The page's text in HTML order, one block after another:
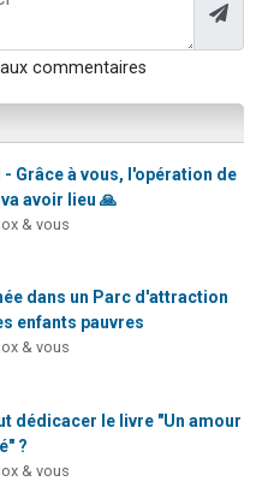
commentaires
- Grâce à vous, l'opération de
avoir lieu 🙏
& vous
dans un Parc d'attraction
enfants pauvres
& vous
dédicacer le livre "Un amour
?
& vous